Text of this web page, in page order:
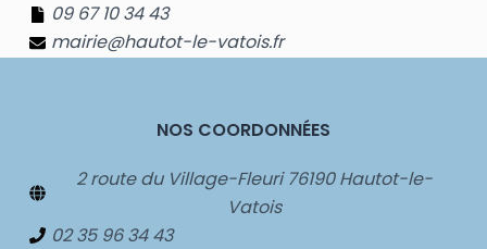
09 67 10 34 43
mairie@hautot-le-vatois.fr
NOS COORDONNÉES
2 route du Village-Fleuri 76190 Hautot-le-
Vatois
02 35 96 34 43